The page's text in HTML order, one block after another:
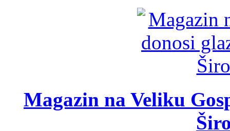
Magazin na Veliku